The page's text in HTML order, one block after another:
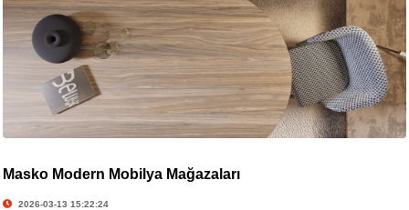
Masko Modern Mobilya Mağazaları
2026-03-13 15:22:24